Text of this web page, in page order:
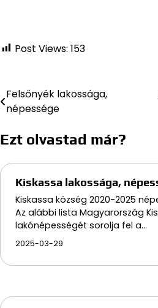
Post Views: 153
Bejegyzés
navigáció
Felsőnyék lakossága,
népessége
Ezt olvastad már?
Kiskassa lakossága,
Kiskassa község 2020-2025
Az alábbi lista Magyarország
lakónépességét sorolja fel a…
2025-03-29